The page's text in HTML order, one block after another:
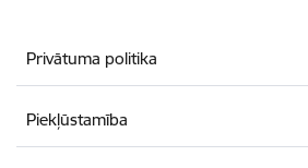
Privātuma politika
Piekļūstamība